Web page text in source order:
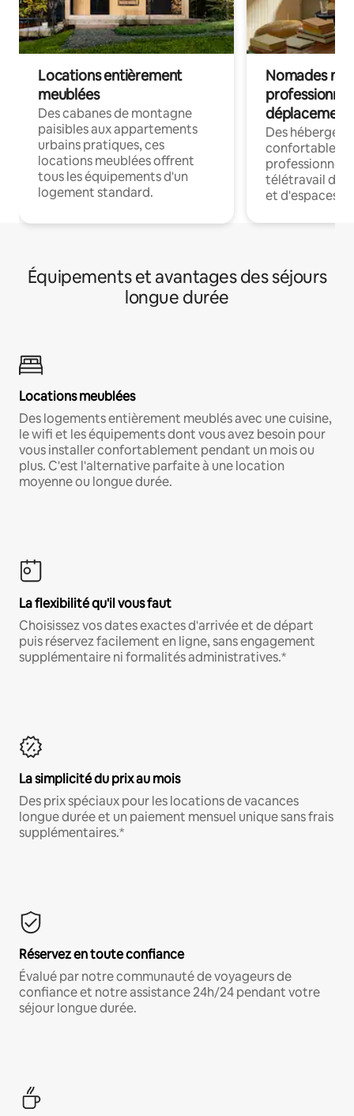
Locations entièrement
meublées
Des cabanes de montagne
paisibles aux appartements
urbains pratiques, ces
locations meublées offrent
tous les équipements d'un
logement standard.
Nomades
déplacement
Des
confortables
professionnels
télétravail
et d'espaces
Équipements et avantages des séjours
longue durée
Locations meublées
Des logements entièrement meublés avec une cuisine,
le wifi et les équipements dont vous avez besoin pour
vous installer confortablement pendant un mois ou
plus. C'est l'alternative parfaite à une location
moyenne ou longue durée.
La flexibilité qu'il vous faut
Choisissez vos dates exactes d'arrivée et de départ
puis réservez facilement en ligne, sans engagement
supplémentaire ni formalités administratives.*
La simplicité du prix au mois
Des prix spéciaux pour les locations de vacances
longue durée et un paiement mensuel unique sans frais
supplémentaires.*
Réservez en toute confiance
Évalué par notre communauté de voyageurs de
confiance et notre assistance 24h/24 pendant votre
séjour longue durée.